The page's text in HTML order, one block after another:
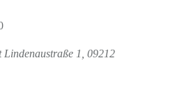
Lindenaustraße 1, 09212